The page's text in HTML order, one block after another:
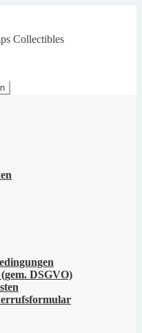
Collectibles
DSGVO)